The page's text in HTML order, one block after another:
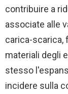
contribuire a
associate alle
carica-scarica,
materiali degli
stesso
incidere sulla